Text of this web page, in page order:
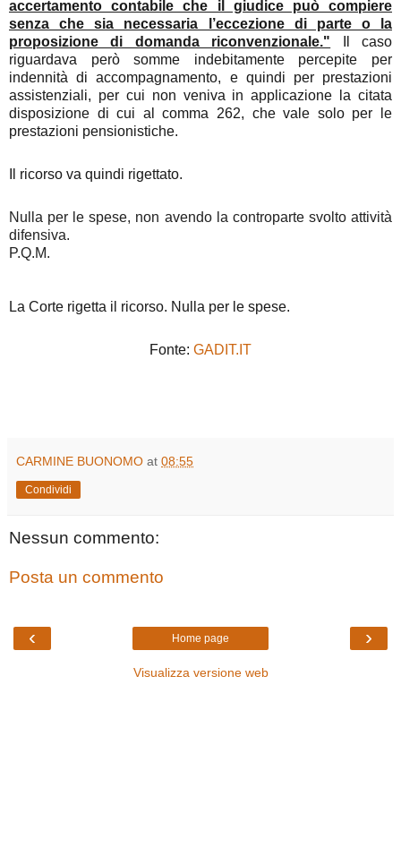
accertamento contabile che il giudice può compiere
senza che sia necessaria l’eccezione di parte o la
proposizione di domanda riconvenzionale." Il caso
riguardava però somme indebitamente percepite per
indennità di accompagnamento, e quindi per prestazioni
assistenziali, per cui non veniva in applicazione la citata
disposizione di cui al comma 262, che vale solo per le
prestazioni pensionistiche.
Il ricorso va quindi rigettato.
Nulla per le spese, non avendo la controparte svolto attività
difensiva.
P.Q.M.
La Corte rigetta il ricorso. Nulla per le spese.
Fonte: GADIT.IT
CARMINE BUONOMO at 08:55
Condividi
Nessun commento:
Posta un commento
‹ ›
Home page
Visualizza versione web